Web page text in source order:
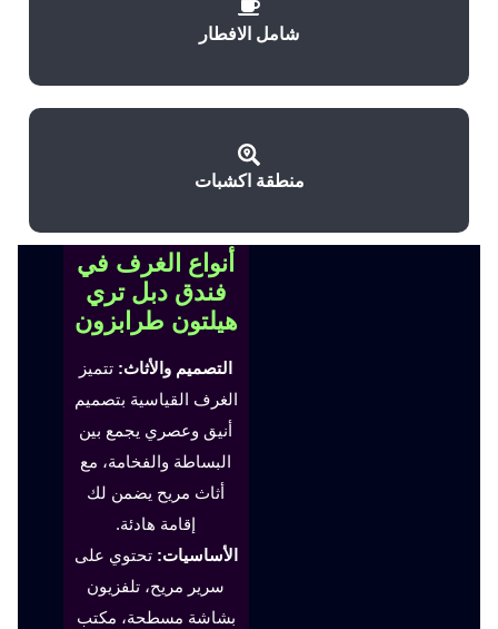
شامل الافطار
منطقة اكشبات
أنواع الغرف في
فندق دبل تري
هيلتون طرابزون
التصميم والأثاث: تتميز
الغرف القياسية بتصميم
أنيق وعصري يجمع بين
البساطة والفخامة، مع
أثاث مريح يضمن لك
إقامة هادئة.
الأساسيات: تحتوي على
سرير مريح، تلفزيون
بشاشة مسطحة، مكتب